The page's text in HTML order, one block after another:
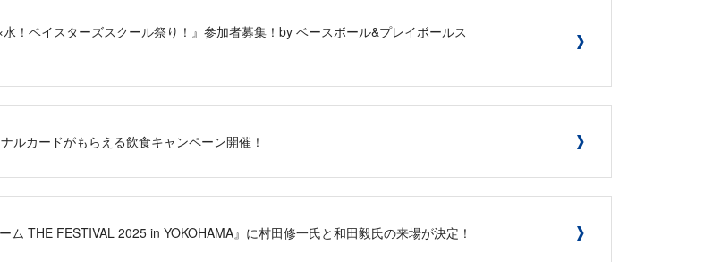
！ベイスターズスクール祭り！』参加者募集！by ベースボール&プレイボールス
ルカードがもらえる飲食キャンペーン開催！
ム THE FESTIVAL 2025 in YOKOHAMA』に村田修一氏と和田毅氏の来場が決定！